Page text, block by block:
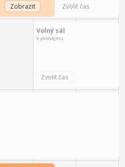
Volný sál
k pronájmu